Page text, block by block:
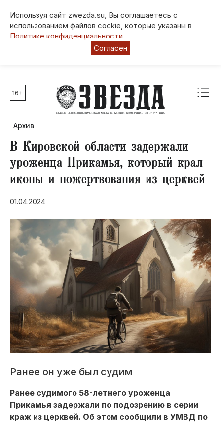
Используя сайт zwezda.su, Вы соглашаетесь с
использованием файлов cookie, которые указаны в
Политике конфиденциальности
Согласен
Главные темы
80 лет Победы
Молодежная столица РФ
СВО
Выборы в Пермском крае
Социальная поддержка
Инфраструктура
Благоустройство
16+
Архив
В Кировской области задержали
уроженца Прикамья, который крал
иконы и пожертвования из церквей
01.04.2024
Ранее он уже был судим
Ранее судимого 58-летнего уроженца
Прикамья задержали по подозрению в серии
краж из церквей. Об этом сообщили в УМВД по